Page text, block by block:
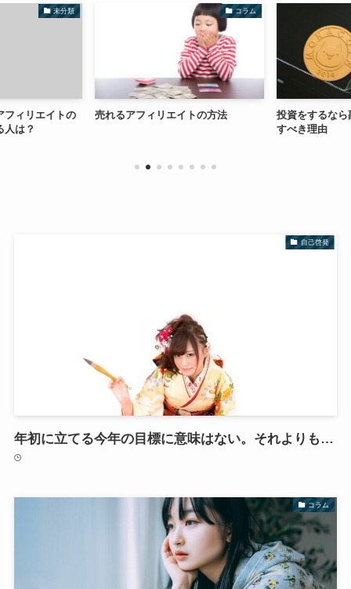
未分類
ィリエイトの
は？
コラム
売れるアフィリエイトの方法
投資をするなら
すべき理由
自己啓発
年初に立てる今年の目標に意味はない。それよりも…
コラム